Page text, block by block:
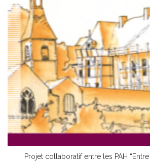
Projet collaboratif entre les PAH